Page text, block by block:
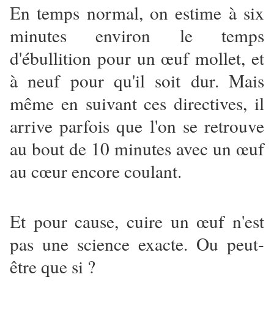
En temps normal, on estime à six
minutes environ le temps
d'ébullition pour un œuf mollet, et
à neuf pour qu'il soit dur. Mais
même en suivant ces directives, il
arrive parfois que l'on se retrouve
au bout de 10 minutes avec un œuf
au cœur encore coulant.
Et pour cause, cuire un œuf n'est
pas une science exacte. Ou peut-
être que si ?